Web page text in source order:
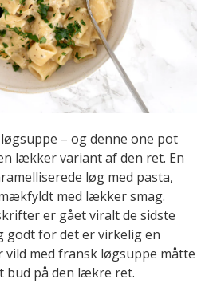
– og denne one pot
lækker variant af den ret. En
løg med pasta,
med lækker smag.
er gået viralt de sidste
godt for det er virkelig en
med fransk løgsuppe måtte
bud på den lækre ret.